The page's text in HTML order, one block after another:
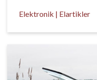
Elektronik | Elartikler